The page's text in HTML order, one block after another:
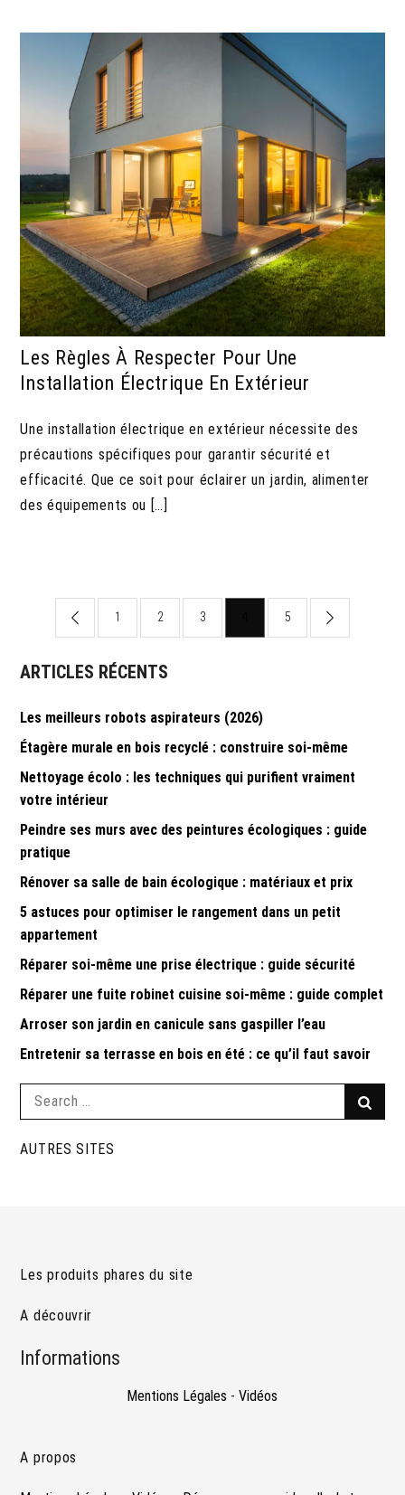
Les Règles À Respecter Pour Une
Installation Électrique En Extérieur
Une installation électrique en extérieur nécessite des
précautions spécifiques pour garantir sécurité et
efficacité. Que ce soit pour éclairer un jardin, alimenter
des équipements ou […]
Pagination
des
publications
1 2 3 5
ARTICLES RÉCENTS
Les meilleurs robots aspirateurs (2026)
Étagère murale en bois recyclé : construire soi-même
Nettoyage écolo : les techniques qui purifient vraiment
votre intérieur
Peindre ses murs avec des peintures écologiques : guide
pratique
Rénover sa salle de bain écologique : matériaux et prix
5 astuces pour optimiser le rangement dans un petit
appartement
Réparer soi-même une prise électrique : guide sécurité
Réparer une fuite robinet cuisine soi-même : guide complet
Arroser son jardin en canicule sans gaspiller l’eau
Entretenir sa terrasse en bois en été : ce qu’il faut savoir
Search
AUTRES SITES
Les produits phares du site
A découvrir
Informations
Mentions Légales -Vidéos
A propos